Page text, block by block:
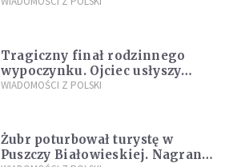
Tragiczny finał rodzinnego
wypoczynku. Ojciec usłyszy
zarzuty
WIADOMOŚCI Z POLSKI
Żubr poturbował turystę w
Puszczy Białowieskiej. Nagranie